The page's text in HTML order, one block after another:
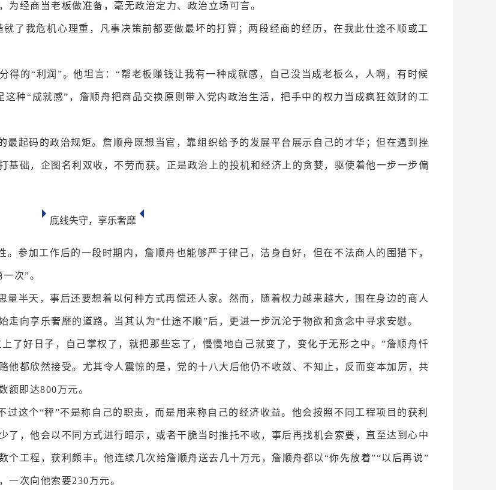
经商当老板做准备，毫无政治定力、政治立场可言。
了我危机心理重，凡事决策前都要做最坏的打算；两段经商的经历，在我此仕途不顺或工
得的“利润”。他坦言：“帮老板赚钱让我有一种成就感，自己没当成老板么，人啊，有时候
种“成就感”，詹顺舟把商品交换原则带入党内政治生活，把手中的权力当成疯狂敛财的工
最起码的政治规矩。詹顺舟既想当官，靠组织给予的发展平台展示自己的才华；但在遇到挫
基础，企图名利双收，不劳而获。正是政治上的投机和经济上的贪婪，驱使着他一步一步偏
底线失守，享乐奢靡
参加工作后的一段时期内，詹顺舟也能够严于律己，洁身自好，但在不法商人的围猎下，
次”。
量半天，事后还要想着以何种方式再偿还人家。然而，随着权力越来越大，围在身边的商人
向享乐奢靡的道路。当其认为“仕途不顺”后，更进一步沉沦于物欲和贪念中寻求安慰。
了好日子，自己掌权了，就把那些忘了，慢慢地自己就变了，变化于无形之中。”詹顺舟忏
他都欣然接受。尤其令人震惊的是，党的十八大后他仍不收敛、不知止，反而变本加厉，共
额即达800万元。
这个“秤”不是称自己的职责，而是用来称自己的经济收益。他会按照不同工程项目的获利
了，他会以不同方式进行暗示，或者干脆当时推托不收，事后再找机会索要，直至达到心中
个工程，获利颇丰。他连续几次给詹顺舟送去几十万元，詹顺舟都以“你先放着”“以后再说”
一次向他索要230万元。